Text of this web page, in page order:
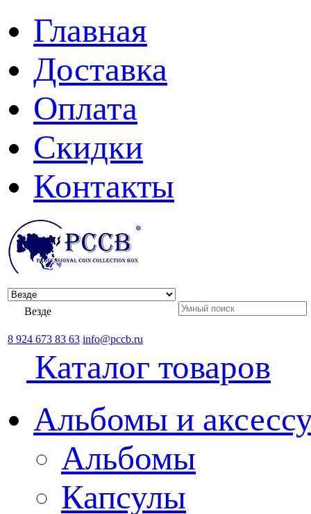
Главная
Доставка
Оплата
Скидки
Контакты
Везде
8 924 673 83 63 info@pccb.ru
Каталог товаров
Альбомы и
Альбомы
Капсулы